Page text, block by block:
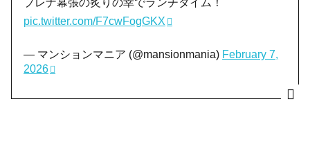
プレナ幕張の炙りの幸でランチタイム！
pic.twitter.com/F7cwFogGKX
— マンションマニア (@mansionmania) February 7,
2026